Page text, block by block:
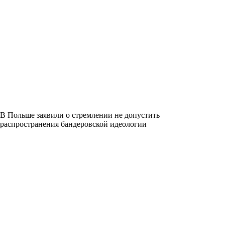
В Польше заявили о стремлении не допустить
распространения бандеровской идеологии